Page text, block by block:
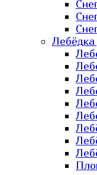
Лебёдка